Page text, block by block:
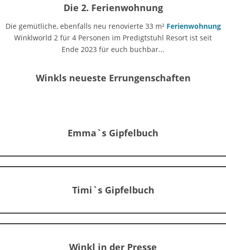
Die 2. Ferienwohnung
Die gemütliche, ebenfalls neu renovierte 33 m² Ferienwohnung
Winklworld 2 für 4 Personen im Predigtstuhl Resort ist seit
Ende 2023 für euch buchbar...
Winkls neueste Errungenschaften
Emma`s Gipfelbuch
Timi`s Gipfelbuch
Winkl in der Presse